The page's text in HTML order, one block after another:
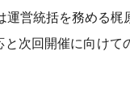
営統括を務める梶
次回開催に向けて